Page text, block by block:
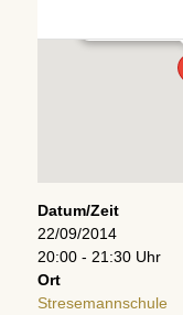
Datum/Zeit
22/09/2014
20:00 - 21:30 Uhr
Ort
Stresemannschule